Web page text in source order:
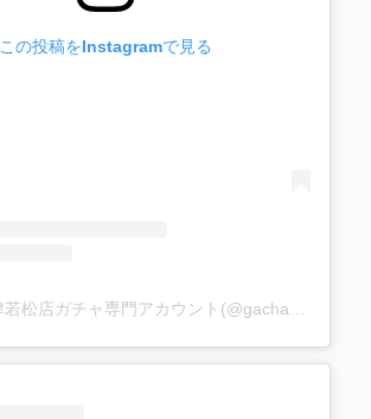
この投稿をInstagramで見る